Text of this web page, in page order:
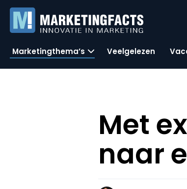
Marketingthema’s Veelgelezen
Met
naar